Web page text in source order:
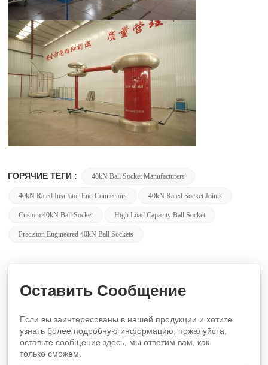
ГОРЯЧИЕ ТЕГИ : 40kN Ball Socket Manufacturers
40kN Rated Insulator End Connectors 40kN Rated Socket Joints
Custom 40kN Ball Socket High Load Capacity Ball Socket
Precision Engineered 40kN Ball Sockets
Оставить Сообщение
Если вы заинтересованы в нашей продукции и хотите
узнать более подробную информацию, пожалуйста,
оставьте сообщение здесь, мы ответим вам, как
только сможем.